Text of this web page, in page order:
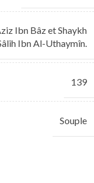
Ibn Bâz et Shaykh
Ibn Al-Uthaymîn.
139
Souple